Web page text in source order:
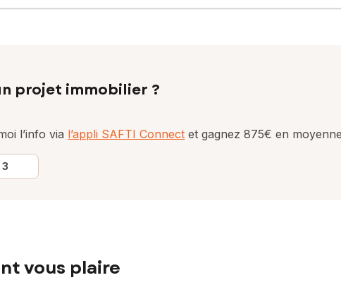
projet immobilier ?
l’info via l’appli SAFTI Connect et gagnez 875€ en
vous plaire